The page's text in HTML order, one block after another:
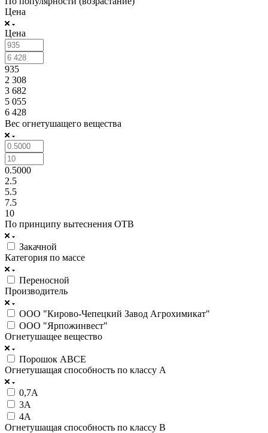
Цена
Цена
935
2 308
3 682
5 055
6 428
Вес огнетушащего вещества
0.5000
2.5
5.5
7.5
10
По принципу вытеснения ОТВ
Закачной
Категория по массе
Переносной
Производитель
ООО "Кирово-Чепецкий Завод Агрохимикат"
ООО "Ярпожинвест"
Огнетушащее вещество
Порошок АВСЕ
Огнетушащая способность по классу А
0,7А
3А
4А
Огнетушащая способность по классу В